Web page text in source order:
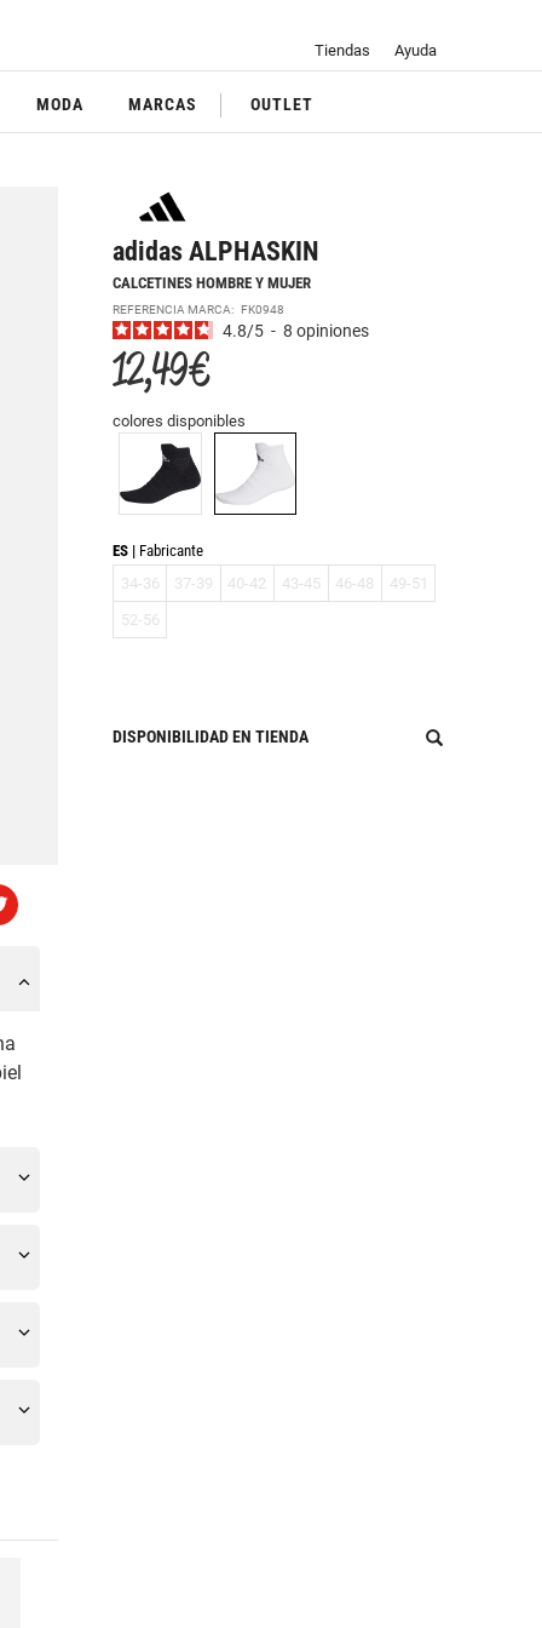
Tiendas Ayuda
MODA MARCAS OUTLET
adidas ALPHASKIN
CALCETINES HOMBRE Y MUJER
REFERENCIA MARCA:FK0948
4.8/5 - 8opiniones
12,49 €
colores disponibles
ES
Fabricante
34-36
37-39 40-42 43-45 46-48
49-51
52-56
DISPONIBILIDAD EN TIENDA